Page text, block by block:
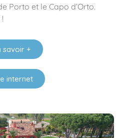
Porto et le Capo d’Orto.
savoir +
internet